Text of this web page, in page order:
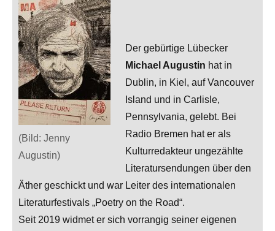
(Bild: Jenny
Augustin)
Der gebürtige Lübecker
Michael Augustin hat in
Dublin, in Kiel, auf Vancouver
Island und in Carlisle,
Pennsylvania, gelebt. Bei
Radio Bremen hat er als
Kulturredakteur ungezählte
Literatursendungen über den
Äther geschickt und war Leiter des internationalen
Literaturfestivals „Poetry on the Road“.
Seit 2019 widmet er sich vorrangig seiner eigenen